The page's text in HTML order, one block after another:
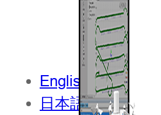
English
日本語